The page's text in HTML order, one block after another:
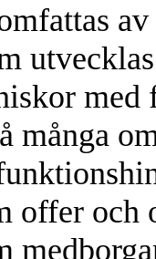
med
många
offer och